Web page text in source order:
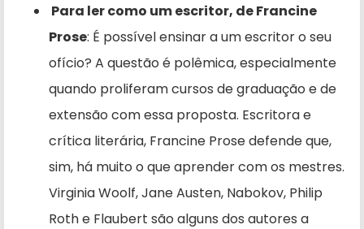
Para ler como um escritor, de Francine
Prose: É possível ensinar a um escritor o seu
ofício? A questão é polêmica, especialmente
quando proliferam cursos de graduação e de
extensão com essa proposta. Escritora e
crítica literária, Francine Prose defende que,
sim, há muito o que aprender com os mestres.
Virginia Woolf, Jane Austen, Nabokov, Philip
Roth e Flaubert são alguns dos autores a